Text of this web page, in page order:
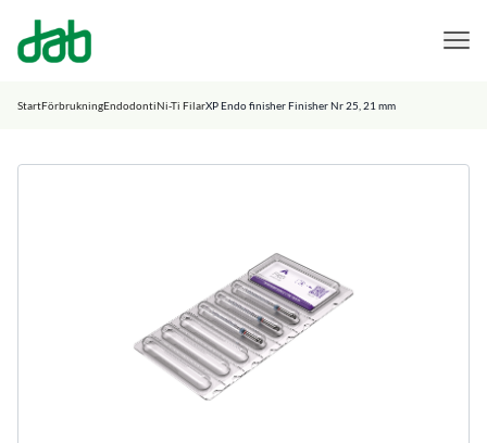
DAB Dental
StartFörbrukningEndodontiNi-Ti FilarXP Endo finisher Finisher Nr 25, 21 mm